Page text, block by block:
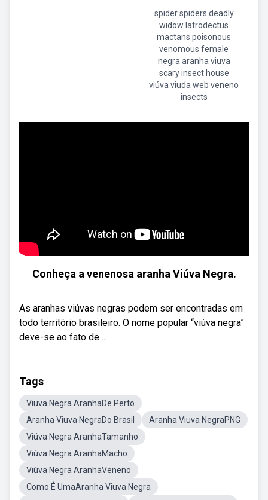
spider spiders deadly
widow latrodectus
mactans poisonous
venomous female
negra aranha viuva
scary insect house
viúva viuda web veneno
insects
Conheça a venenosa aranha Viúva Negra.
As aranhas viúvas negras podem ser encontradas em
todo território brasileiro. O nome popular “viúva negra”
deve-se ao fato de ...
Tags
Viuva Negra AranhaDe Perto
Aranha Viuva NegraDo Brasil
Aranha Viuva NegraPNG
Viúva Negra AranhaTamanho
Viúva Negra AranhaMacho
Viúva Negra AranhaVeneno
Como É UmaAranha Viuva Negra